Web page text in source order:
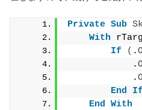
Private Sub
With
If
( .
            .
            .
End
End With